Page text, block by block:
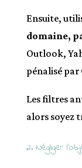
Ensuite,
domaine,
Outlook,
pénalisé par
Les filtres
alors soyez
2. Négliger